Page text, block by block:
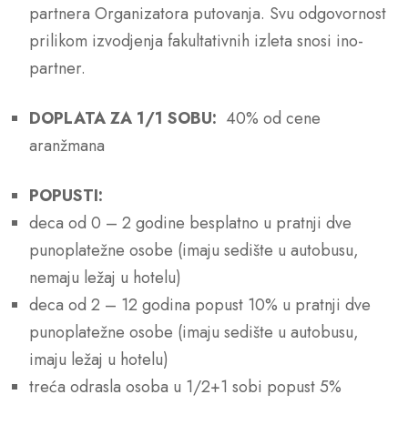
partnera Organizatora putovanja. Svu odgovornost
prilikom izvodjenja fakultativnih izleta snosi ino-
partner.
DOPLATA ZA 1/1 SOBU: 40% od cene
aranžmana
POPUSTI:
deca od 0 – 2 godine besplatno u pratnji dve
punoplatežne osobe (imaju sedište u autobusu,
nemaju ležaj u hotelu)
deca od 2 – 12 godina popust 10% u pratnji dve
punoplatežne osobe (imaju sedište u autobusu,
imaju ležaj u hotelu)
treća odrasla osoba u 1/2+1 sobi popust 5%